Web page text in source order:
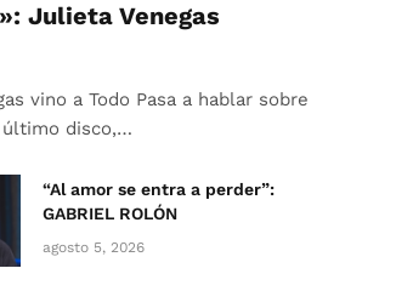
Julieta Venegas
vino a Todo Pasa a hablar sobre
disco,…
“Al amor se entra a perder”:
GABRIEL ROLÓN
agosto 5, 2026